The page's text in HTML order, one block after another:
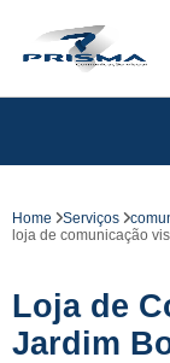
Home Serviços
loja de comunicação
Loja de
Jardim